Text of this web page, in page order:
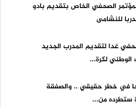
الصحفي الخاص بتقديم بادو
للنشامى
غدا لتقديم المدرب الجديد
الوطني لكرة...
في خطر حقيقي .. والصفقة
ستطرده من...